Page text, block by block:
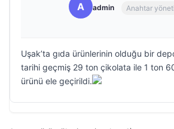
A admin Anahtar
Uşak’ta gıda ürünlerinin olduğu bir
tarihi geçmiş 29 ton çikolata ile 1 ton
ürünü ele geçirildi.